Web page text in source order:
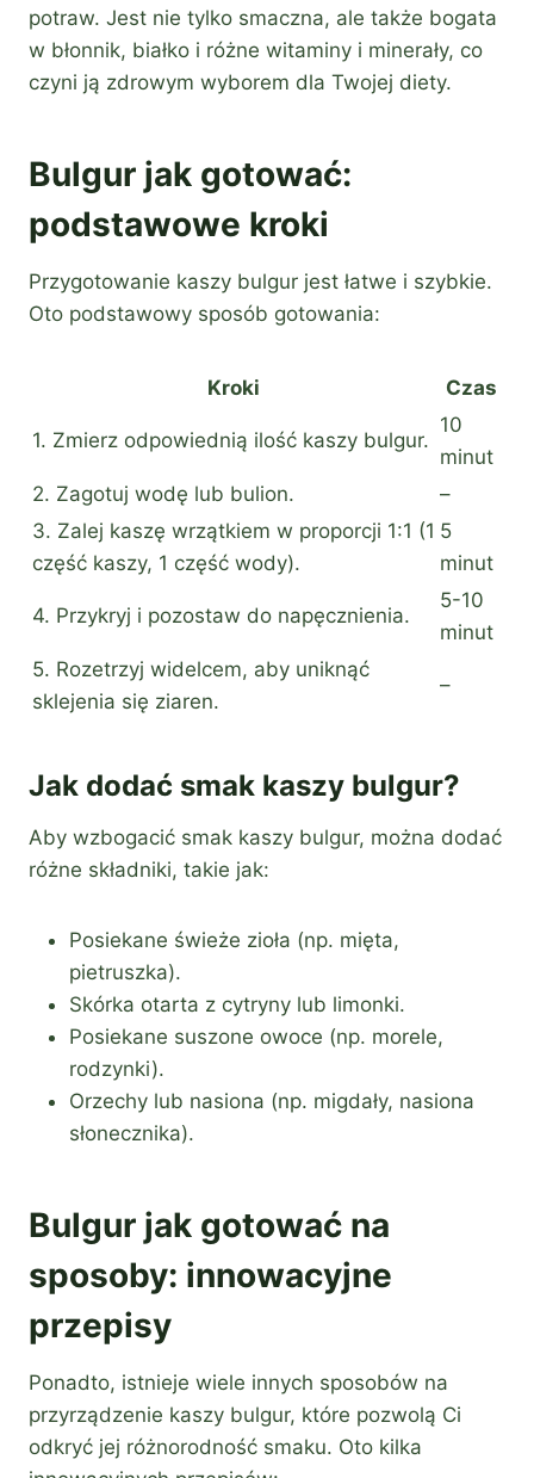
potraw. Jest nie tylko smaczna, ale także bogata
w błonnik, białko i różne witaminy i minerały, co
czyni ją zdrowym wyborem dla Twojej diety.
Bulgur jak gotować:
podstawowe kroki
Przygotowanie kaszy bulgur jest łatwe i szybkie.
Oto podstawowy sposób gotowania:
Kroki Czas
1. Zmierz odpowiednią ilość kaszy bulgur.
10
minut
2. Zagotuj wodę lub bulion.
–
3. Zalej kaszę wrzątkiem w proporcji 1:1 (1
część kaszy, 1 część wody).
5
minut
4. Przykryj i pozostaw do napęcznienia.
5-10
minut
5. Rozetrzyj widelcem, aby uniknąć
sklejenia się ziaren.
–
Jak dodać smak kaszy bulgur?
Aby wzbogacić smak kaszy bulgur, można dodać
różne składniki, takie jak:
Posiekane świeże zioła (np. mięta,
pietruszka).
Skórka otarta z cytryny lub limonki.
Posiekane suszone owoce (np. morele,
rodzynki).
Orzechy lub nasiona (np. migdały, nasiona
słonecznika).
Bulgur jak gotować na
sposoby: innowacyjne
przepisy
Ponadto, istnieje wiele innych sposobów na
przyrządzenie kaszy bulgur, które pozwolą Ci
odkryć jej różnorodność smaku. Oto kilka